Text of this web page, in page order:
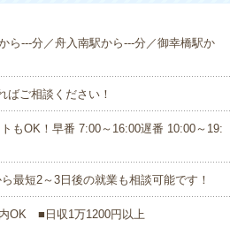
ら---分／舟入南駅から---分／御幸橋駅か
ご相談ください！
もOK！早番 7:00～16:00遅番 10:00～19:
最短2～3日後の就業も相談可能です！
OK ■日収1万1200円以上